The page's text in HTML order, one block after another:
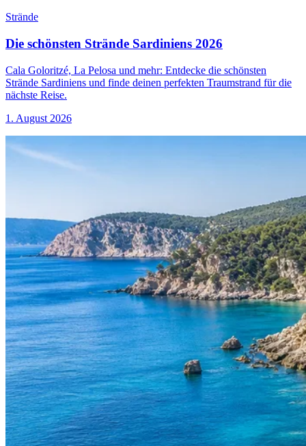
Strände
Die schönsten Strände Sardiniens 2026
Cala Goloritzé, La Pelosa und mehr: Entdecke die schönsten
Strände Sardiniens und finde deinen perfekten Traumstrand für die
nächste Reise.
1. August 2026